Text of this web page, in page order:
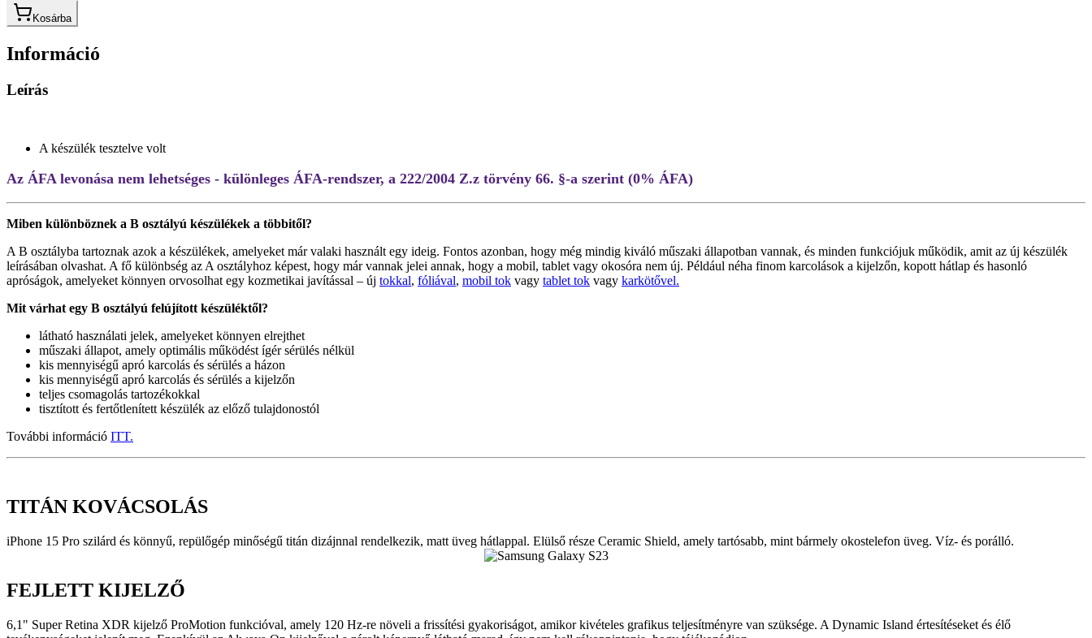
Kosárba
Információ
Leírás
A készülék tesztelve volt
Az ÁFA levonása nem lehetséges - különleges ÁFA-rendszer, a 222/2004 Z.z törvény 66. §-a szerint (0% ÁFA)
Miben különböznek a B osztályú készülékek a többitől?
A B osztályba tartoznak azok a készülékek, amelyeket már valaki használt egy ideig. Fontos azonban, hogy még mindig kiváló műszaki állapotban vannak, és minden funkciójuk működik, amit az új készülék
leírásában olvashat. A fő különbség az A osztályhoz képest, hogy már vannak jelei annak, hogy a mobil, tablet vagy okosóra nem új. Például néha finom karcolások a kijelzőn, kopott hátlap és hasonló
apróságok, amelyeket könnyen orvosolhat egy kozmetikai javítással – új tokkal, fóliával, mobil tok vagy tablet tok vagy karkötővel.
Mit várhat egy B osztályú felújított készüléktől?
látható használati jelek, amelyeket könnyen elrejthet
műszaki állapot, amely optimális működést ígér sérülés nélkül
kis mennyiségű apró karcolás és sérülés a házon
kis mennyiségű apró karcolás és sérülés a kijelzőn
teljes csomagolás tartozékokkal
tisztított és fertőtlenített készülék az előző tulajdonostól
További információ ITT.
TITÁN KOVÁCSOLÁS
iPhone 15 Pro szilárd és könnyű, repülőgép minőségű titán dizájnnal rendelkezik, matt üveg hátlappal. Elülső része Ceramic Shield, amely tartósabb, mint bármely okostelefon üveg. Víz- és porálló.
FEJLETT KIJELZŐ
6,1" Super Retina XDR kijelző ProMotion funkcióval, amely 120 Hz-re növeli a frissítési gyakoriságot, amikor kivételes grafikus teljesítményre van szüksége. A Dynamic Island értesítéseket és élő